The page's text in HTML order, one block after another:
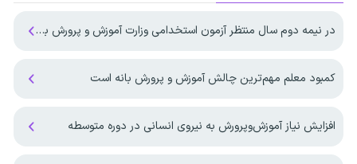
در نیمه دوم سال منتظر آزمون استخدامی وزارت آموزش و پرورش باشیم ؟
کمبود معلم مهم‌ترین چالش آموزش و پرورش بانه است
افزایش نیاز آموزش‌وپرورش به نیروی انسانی در دوره متوسطه